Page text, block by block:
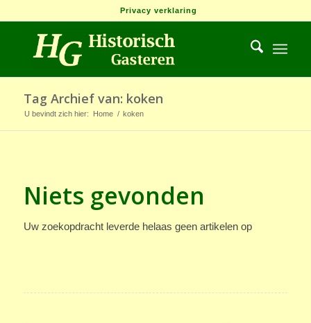
Privacy verklaring
Tag Archief van: koken
U bevindt zich hier: Home / koken
Niets gevonden
Uw zoekopdracht leverde helaas geen artikelen op